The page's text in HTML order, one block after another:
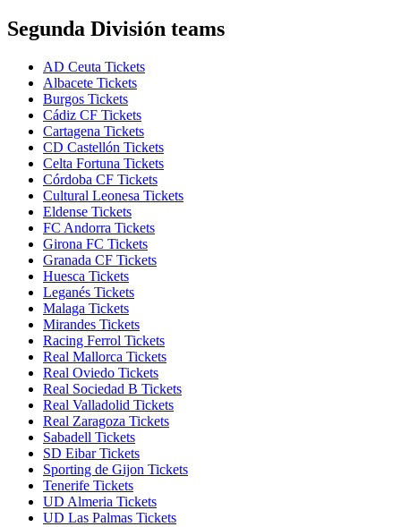
Segunda División teams
AD Ceuta Tickets
Albacete Tickets
Burgos Tickets
Cádiz CF Tickets
Cartagena Tickets
CD Castellón Tickets
Celta Fortuna Tickets
Córdoba CF Tickets
Cultural Leonesa Tickets
Eldense Tickets
FC Andorra Tickets
Girona FC Tickets
Granada CF Tickets
Huesca Tickets
Leganés Tickets
Malaga Tickets
Mirandes Tickets
Racing Ferrol Tickets
Real Mallorca Tickets
Real Oviedo Tickets
Real Sociedad B Tickets
Real Valladolid Tickets
Real Zaragoza Tickets
Sabadell Tickets
SD Eibar Tickets
Sporting de Gijon Tickets
Tenerife Tickets
UD Almeria Tickets
UD Las Palmas Tickets